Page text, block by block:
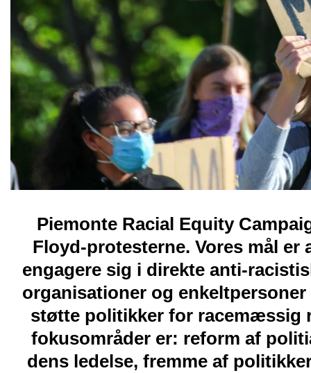
Piemonte Racial Equity
Floyd-protesterne. Vores mål
engagere sig i direkte anti-
organisationer og
støtte politikker for
fokusområder er: reform af
dens ledelse, fremme af